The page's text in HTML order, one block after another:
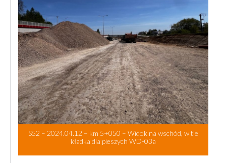
S52 – 2024.04.12 – km 5+050 – Widok na wschód, w tle
kładka dla pieszych WD-03a